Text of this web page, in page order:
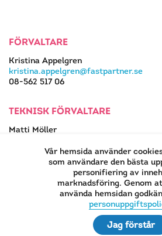
FÖRVALTARE
Kristina Appelgren
kristina.appelgren@fastpartner.se
08-562 517 06
TEKNISK FÖRVALTARE
Matti Möller
matti.moller@fastpartner.se
EN DEL AV
Vår hemsida använder
som användare den bästa
personifiering av
marknadsföring. Genom
använda hemsidan
Jag förstår